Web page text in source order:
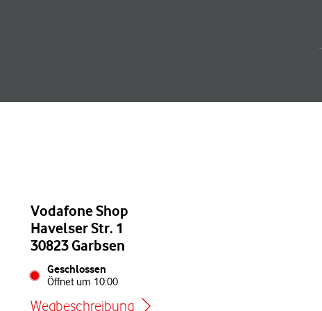
Vodafone Shop
Havelser Str. 1
30823 Garbsen
Geschlossen
Öffnet um 10:00
Wegbeschreibung